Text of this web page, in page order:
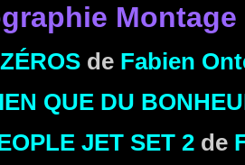
Montage
de Fabien
QUE DU
JET SET 2 de